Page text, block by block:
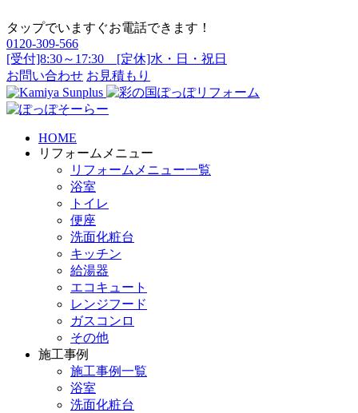
タップでいますぐお電話できます！
0120-309-566
[受付]8:30～17:30 [定休]水・日・祝日
お問い合わせ お見積もり
HOME
リフォームメニュー
リフォームメニュー一覧
浴室
トイレ
便座
洗面化粧台
キッチン
給湯器
エコキュート
レンジフード
ガスコンロ
その他
施工事例
施工事例一覧
浴室
洗面化粧台